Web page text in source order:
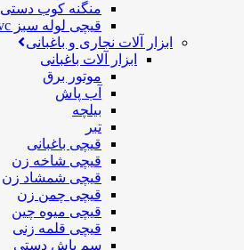
منگنه کوب دستی
قیچی لوله سبز pvc
ابزار آلات نجاری و باغبانی
ابزار آلات باغبانی
موتور برق
آب پاش
بیلچه
تبر
قیچی باغبانی
قیچی شاخه زن
قیچی شمشاد زن
قیچی چمن زن
قیچی میوه چین
قیچی قلمه زنی
سم پاش دستی